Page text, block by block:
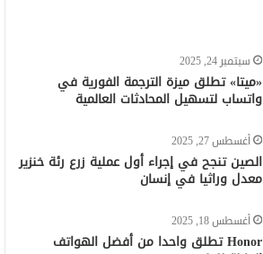
سبتمبر 24, 2025
«ميتا» تطلق ميزة الترجمة الفورية في
واتساب لتسهيل المحادثات العالمية
أغسطس 27, 2025
الصين تنجح في إجراء أول عملية زرع رئة خنزير
معدل وراثيا في إنسان
أغسطس 18, 2025
Honor تطلق واحدا من أفضل الهواتف